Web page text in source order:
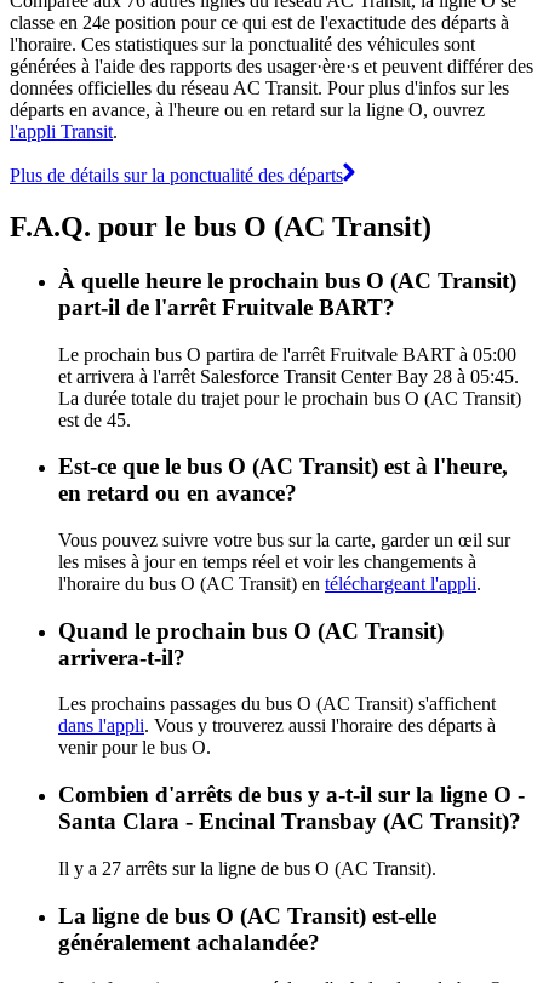
classe en 24e position pour ce qui est de l'exactitude des départs à
l'horaire. Ces statistiques sur la ponctualité des véhicules sont
générées à l'aide des rapports des usager·ère·s et peuvent différer des
données officielles du réseau AC Transit. Pour plus d'infos sur les
départs en avance, à l'heure ou en retard sur la ligne O, ouvrez
l'appli Transit.
Plus de détails sur la ponctualité des départs
F.A.Q. pour le bus O (AC Transit)
À quelle heure le prochain bus O (AC Transit)
part-il de l'arrêt Fruitvale BART?
Le prochain bus O partira de l'arrêt Fruitvale BART à 05:00
et arrivera à l'arrêt Salesforce Transit Center Bay 28 à 05:45.
La durée totale du trajet pour le prochain bus O (AC Transit)
est de 45.
Est-ce que le bus O (AC Transit) est à l'heure,
en retard ou en avance?
Vous pouvez suivre votre bus sur la carte, garder un œil sur
les mises à jour en temps réel et voir les changements à
l'horaire du bus O (AC Transit) en téléchargeant l'appli.
Quand le prochain bus O (AC Transit)
arrivera-t-il?
Les prochains passages du bus O (AC Transit) s'affichent
dans l'appli. Vous y trouverez aussi l'horaire des départs à
venir pour le bus O.
Combien d'arrêts de bus y a-t-il sur la ligne O -
Santa Clara - Encinal Transbay (AC Transit)?
Il y a 27 arrêts sur la ligne de bus O (AC Transit).
La ligne de bus O (AC Transit) est-elle
généralement achalandée?